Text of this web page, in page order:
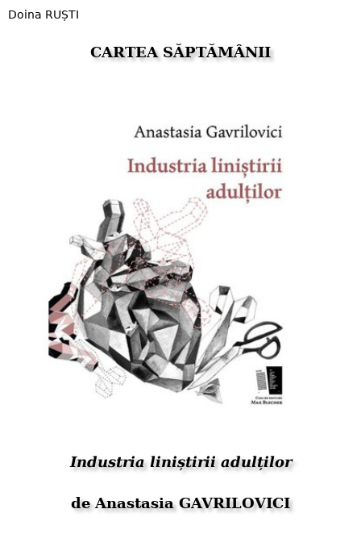
Doina RUȘTI
CARTEA SĂPTĂMÂNII
Industria liniștirii adulților
de Anastasia GAVRILOVICI